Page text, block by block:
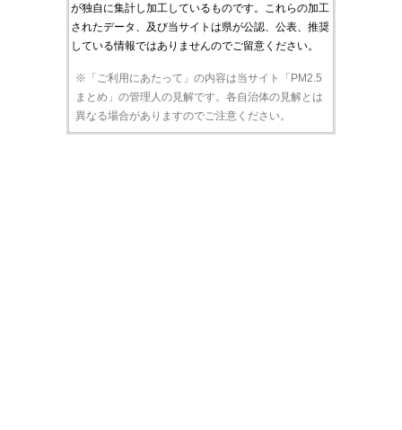
が独自に集計し加工しているものです。これらの加工
されたデータ、及び当サイトは県が公認、公表、推奨
している情報ではありませんのでご留意ください。
※「ご利用にあたって」の内容は当サイト「PM2.5
まとめ」の管理人の見解です。各自治体の見解とは
異なる場合がありますのでご注意ください。